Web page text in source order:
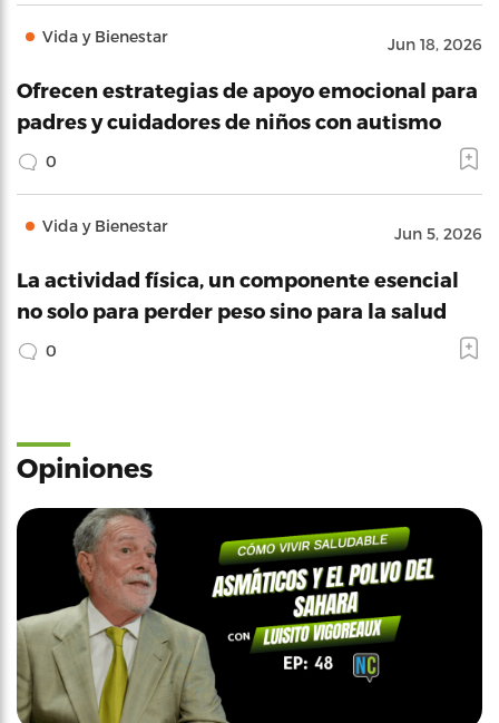
Vida y Bienestar Jun 18, 2026
Ofrecen estrategias de apoyo emocional para
padres y cuidadores de niños con autismo
0
Vida y Bienestar Jun 5, 2026
La actividad física, un componente esencial
no solo para perder peso sino para la salud
0
Opiniones